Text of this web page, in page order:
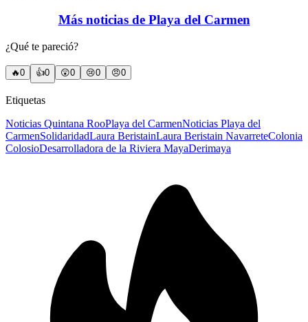
Más noticias de Playa del Carmen
¿Qué te pareció?
🔥0 👍0 😲0 😢0 😠0
Etiquetas
Noticias Quintana RooPlaya del CarmenNoticias Playa del
CarmenSolidaridadLaura BeristainLaura Beristain NavarreteColonia
ColosioDesarrolladora de la Riviera MayaDerimaya